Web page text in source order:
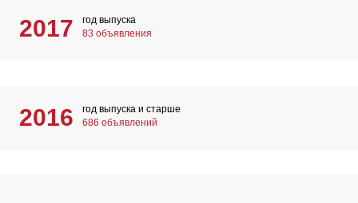
2017
год выпуска
83 объявления
2016
год выпуска и старше
686 объявлений